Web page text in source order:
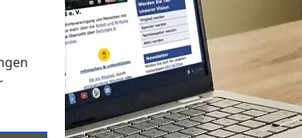
Formaten an
und dieses bestellen bzw. herunterladen